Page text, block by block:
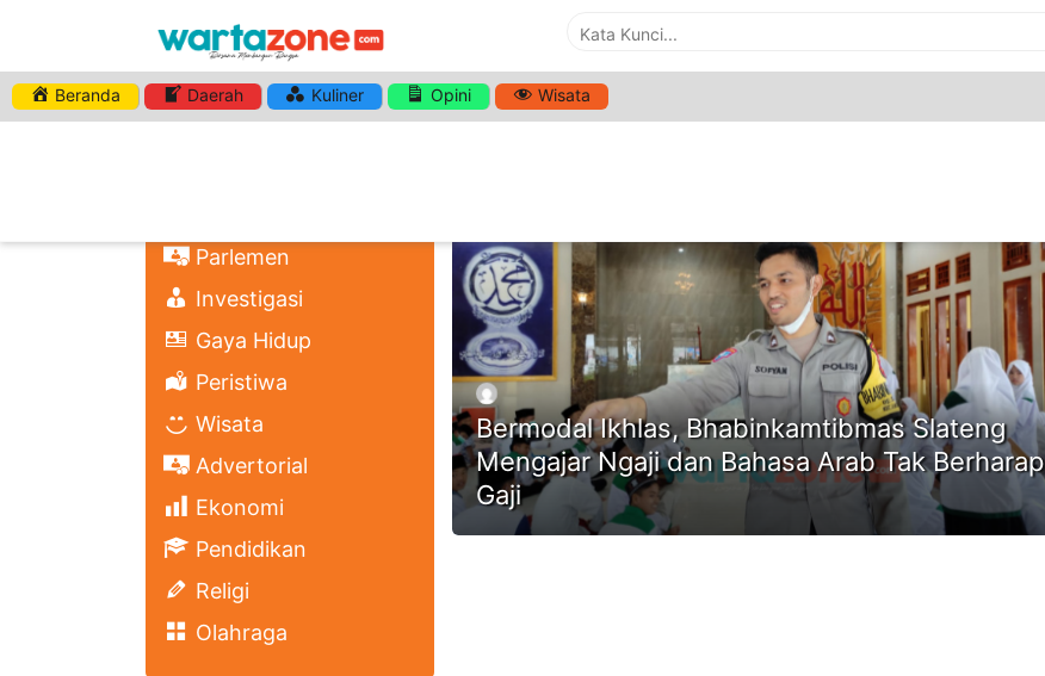
Beranda Daerah Kuliner Opini Wisata
Parlemen
Investigasi
Gaya Hidup
Peristiwa
Wisata
Advertorial
Ekonomi
Pendidikan
Religi
Olahraga
HASHTAG:BRIPTU SOFYAN
Bermodal Ikhlas, Bhabinkamtibmas Slateng
Mengajar Ngaji dan Bahasa Arab Tak Berharap
Gaji